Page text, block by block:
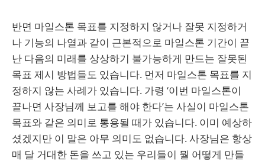
반면 마일스톤 목표를 지정하지 않거나 잘못 지정하거
나 기능의 나열과 같이 근본적으로 마일스톤 기간이 끝
난 다음의 미래를 상상하기 불가능하게 만드는 잘못된
목표 제시 방법들도 있습니다. 먼저 마일스톤 목표를 지
정하지 않는 사례가 있습니다. 가령 ‘이번 마일스톤이
끝나면 사장님께 보고를 해야 한다’는 사실이 마일스톤
목표와 같은 의미로 통용될 때가 있습니다. 이미 예상하
셨겠지만 이 말은 아무 의미도 없습니다. 사장님은 항상
매 달 거대한 돈을 쓰고 있는 우리들이 뭘 어떻게 만들